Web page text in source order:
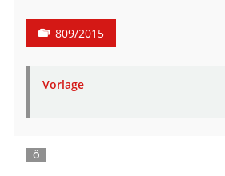
809/2015
Vorlage
Ö